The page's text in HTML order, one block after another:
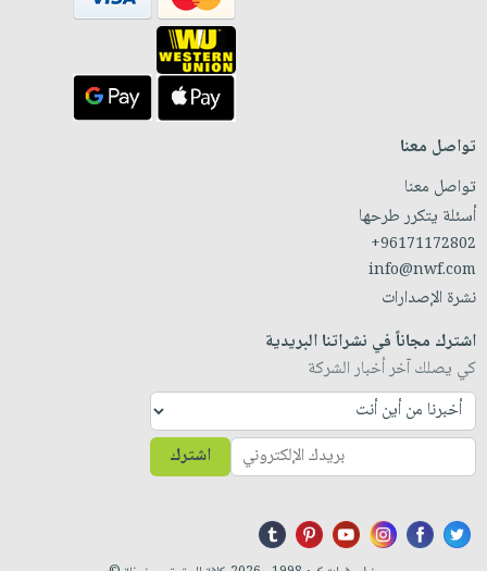
تواصل معنا
تواصل معنا
أسئلة يتكرر طرحها
+96171172802
info@nwf.com
نشرة الإصدارات
اشترك مجاناً في نشراتنا البريدية
كي يصلك آخر أخبار الشركة
اشترك